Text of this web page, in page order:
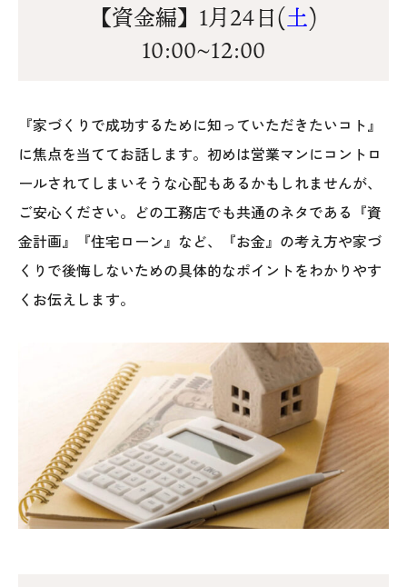
0120-470-456 (フリーダイヤル)
〒942-0072 新潟県上越市栄町2-11-40 1F
025-530-6711 (上越店)
0120-696-711 (フリーダイヤル)
【資金編】1月24日(土)
10:00~12:00
『家づくりで成功するために知っていただきたいコト』
に焦点を当ててお話します。初めは営業マンにコントロ
ールされてしまいそうな心配もあるかもしれませんが、
ご安心ください。どの工務店でも共通のネタである『資
金計画』『住宅ローン』など、『お金』の考え方や家づ
くりで後悔しないための具体的なポイントをわかりやす
くお伝えします。